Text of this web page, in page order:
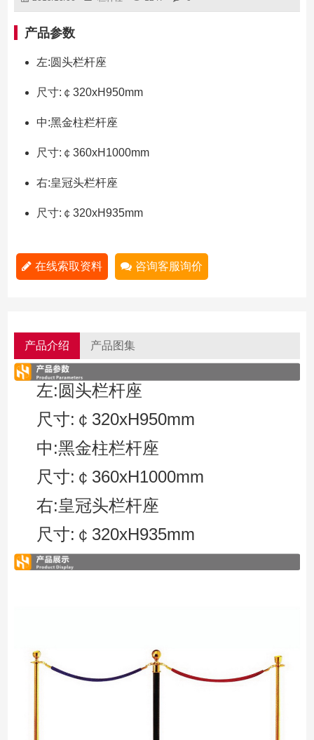
产品参数
左:圆头栏杆座
尺寸:￠320xH950mm
中:黑金柱栏杆座
尺寸:￠360xH1000mm
右:皇冠头栏杆座
尺寸:￠320xH935mm
在线索取资料 咨询客服询价
产品介绍 产品图集
左:圆头栏杆座
尺寸:￠320xH950mm
中:黑金柱栏杆座
尺寸:￠360xH1000mm
右:皇冠头栏杆座
尺寸:￠320xH935mm